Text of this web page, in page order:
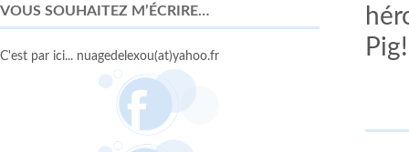
VOUS SOUHAITEZ M’ÉCRIRE…
C'est par ici... nuagedelexou(at)yahoo.fr